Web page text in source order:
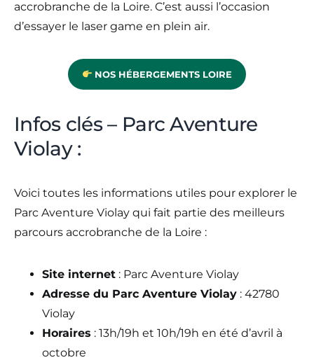
accrobranche de la Loire. C’est aussi l’occasion
d’essayer le laser game en plein air.
NOS HÉBERGEMENTS LOIRE
Infos clés – Parc Aventure
Violay :
Voici toutes les informations utiles pour explorer le
Parc Aventure Violay qui fait partie des meilleurs
parcours accrobranche de la Loire :
Site internet : Parc Aventure Violay
Adresse du Parc Aventure Violay : 42780
Violay
Horaires : 13h/19h et 10h/19h en été d’avril à
octobre